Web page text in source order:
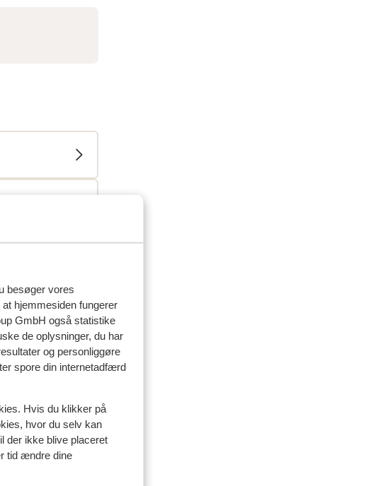
besøger vores
hjemmesiden fungerer
GmbH også statistike
de oplysninger, du har
og personliggøre
spore din internetadfærd
Hvis du klikker på
hvor du selv kan
der ikke blive placeret
tid ændre dine
ejer